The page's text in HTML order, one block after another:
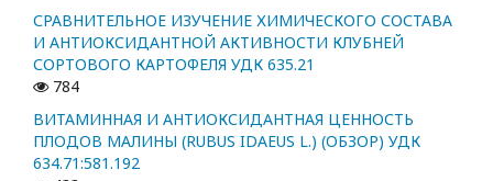
СРАВНИТЕЛЬНОЕ ИЗУЧЕНИЕ ХИМИЧЕСКОГО СОСТАВА
И АНТИОКСИДАНТНОЙ АКТИВНОСТИ КЛУБНЕЙ
СОРТОВОГО КАРТОФЕЛЯ УДК 635.21
784
ВИТАМИННАЯ И АНТИОКСИДАНТНАЯ ЦЕННОСТЬ
ПЛОДОВ МАЛИНЫ (RUBUS IDAEUS L.) (ОБЗОР) УДК
634.71:581.192